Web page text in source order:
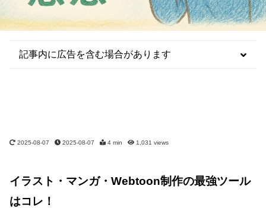
2025-08-07 2025-08-07 4 min 1,031 views
記事内に広告を含む場合があります
イラスト・マンガ・Webtoon制作の最強ツール
はコレ！